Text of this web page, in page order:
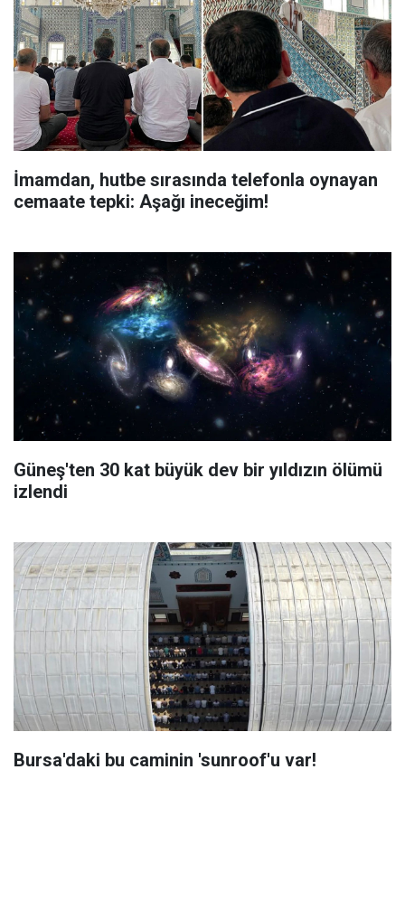
İmamdan, hutbe sırasında telefonla oynayan
cemaate tepki: Aşağı ineceğim!
Güneş'ten 30 kat büyük dev bir yıldızın ölümü
izlendi
Bursa'daki bu caminin 'sunroof'u var!